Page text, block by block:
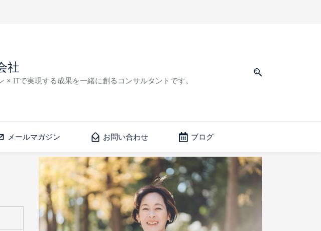
社
ITで実現する成果を一緒に創るコンサルタントです。
メールマガジン お問い合わせ ブログ